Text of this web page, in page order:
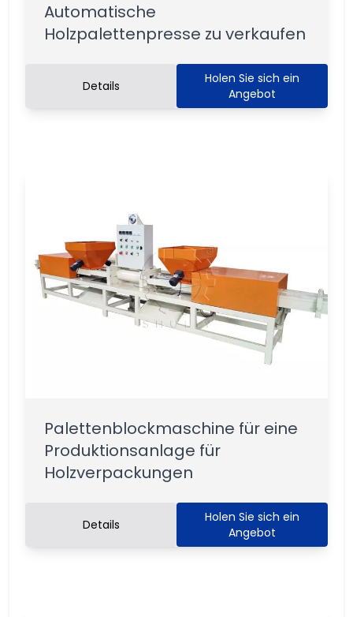
Automatische
Holzpalettenpresse zu verkaufen
Details
Holen Sie sich ein
Angebot
Palettenblockmaschine für eine
Produktionsanlage für
Holzverpackungen
Details
Holen Sie sich ein
Angebot